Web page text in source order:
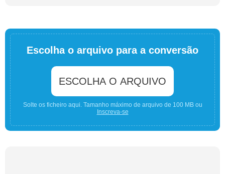
Escolha o arquivo para a conversão
ESCOLHA O ARQUIVO
Solte os ficheiro aqui. Tamanho máximo de arquivo de 100 MB ou
Inscreva-se